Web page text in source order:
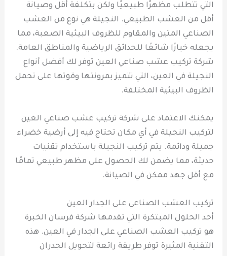
التي تتطلب مظهرًا طبيعيًا ولكن بتكلفة أقل وصيانة
أقل من العشب الطبيعي. النجيلة هي نوع من العشب
الصناعي المتين والمقاوم للظروف البيئية الصعبة، مما
يجعله خيارًا شائعًا للحدائق الرياضية والمناطق العامة.
شركة تركيب عشب صناعي العين توفر لك أفضل أنواع
النجيلة في العين، التي تتميز بمرونتها وقوتها على تحمل
الظروف البيئية المختلفة.
يمكنك الاعتماد على شركة تركيب عشب صناعي العين
لتركيب النجيلة في أي مكان تحتاج فيه إلى أرضية خضراء
جميلة ودائمة. يتم تركيب النجيلة باستخدام تقنيات
حديثة، مما يضمن لك الحصول على مظهر طبيعي تمامًا
مع أقل جهد ممكن في الصيانة.
تركيب العشب الصناعي على الجدار العين
أحد الحلول المبتكرة التي تقدمها شركة فرسان الخبرة
هو تركيب العشب الصناعي على الجدار في العين. هذه
التقنية المثيرة توفر طريقة رائعة لتحويل الجدران